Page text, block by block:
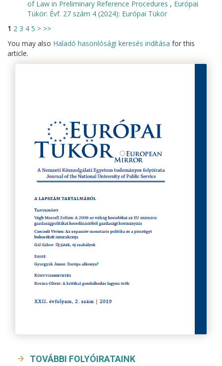
of Law in Preliminary Reference Procedures , Európai
Tükör: Évf. 27 szám 4 (2024): Európai Tükör
1 2 3 4 5 > >>
You may also Haladó hasonlósági keresés indítása for this
article.
TOVÁBBI FOLYÓIRATAINK